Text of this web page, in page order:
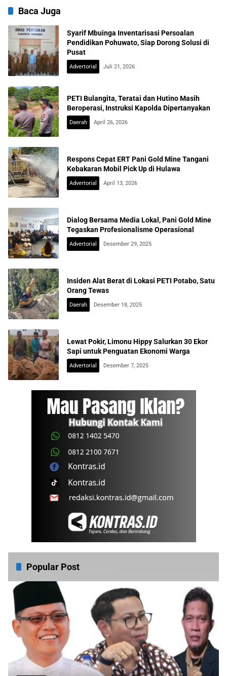
Baca Juga
Syarif Mbuinga Inventarisasi Persoalan
Pendidikan Pohuwato, Siap Dorong Solusi di
Pusat
Advertorial Juli 21, 2026
PETI Bulangita, Teratai dan Hutino Masih
Beroperasi, Instruksi Kapolda Dipertanyakan
Daerah April 26, 2026
Respons Cepat ERT Pani Gold Mine Tangani
Kebakaran Mobil Pick Up di Hulawa
Advertorial April 13, 2026
Dialog Bersama Media Lokal, Pani Gold Mine
Tegaskan Profesionalisme Operasional
Advertorial Desember 29, 2025
Insiden Alat Berat di Lokasi PETI Potabo, Satu
Orang Tewas
Daerah Desember 18, 2025
Lewat Pokir, Limonu Hippy Salurkan 30 Ekor
Sapi untuk Penguatan Ekonomi Warga
Advertorial Desember 7, 2025
Popular Post